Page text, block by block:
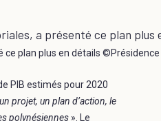
plan plus en détails
PIB estimés pour 2020
projet, un plan d’action, le
polynésiennes ». Le